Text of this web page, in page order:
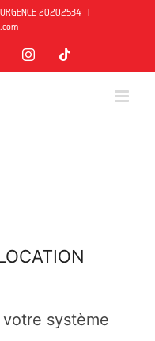
20202534
|
Instagram
système